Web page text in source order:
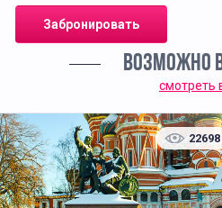
для учащихся
Забронировать
ВОЗМОЖНО
смотреть
22698